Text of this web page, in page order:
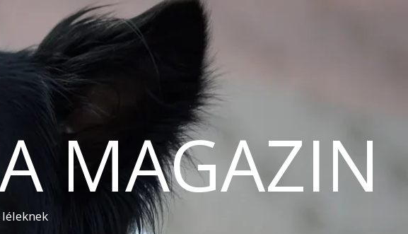
MAGAZIN